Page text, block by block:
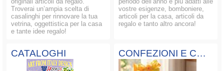
Troverai un’ampia scelta di
casalinghi per rinnovare la tua
vetrina, oggettistica per la casa
e tante idee regalo!
vostre esigenze, bomboniere,
articoli per la casa, articoli da
regalo e tanto altro ancora!
CATALOGHI CONFEZIONI E COMPOSIZIONI